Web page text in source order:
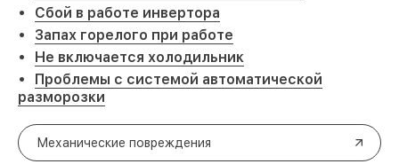
Сбой в работе инвертора
Запах горелого при работе
Не включается холодильник
Проблемы с системой автоматической
разморозки
Механические повреждения